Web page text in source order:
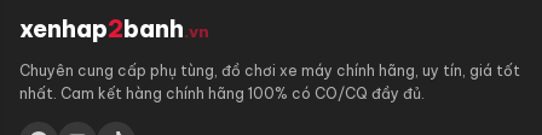
xenhap2banh.vn
Chuyên cung cấp phụ tùng, đồ chơi xe máy chính hãng, uy tín, giá tốt
nhất. Cam kết hàng chính hãng 100% có CO/CQ đầy đủ.